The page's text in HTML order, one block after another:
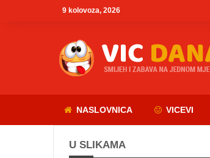
9 kolovoza, 2026
NASLOVNICA VICEVI
U SLIKAMA